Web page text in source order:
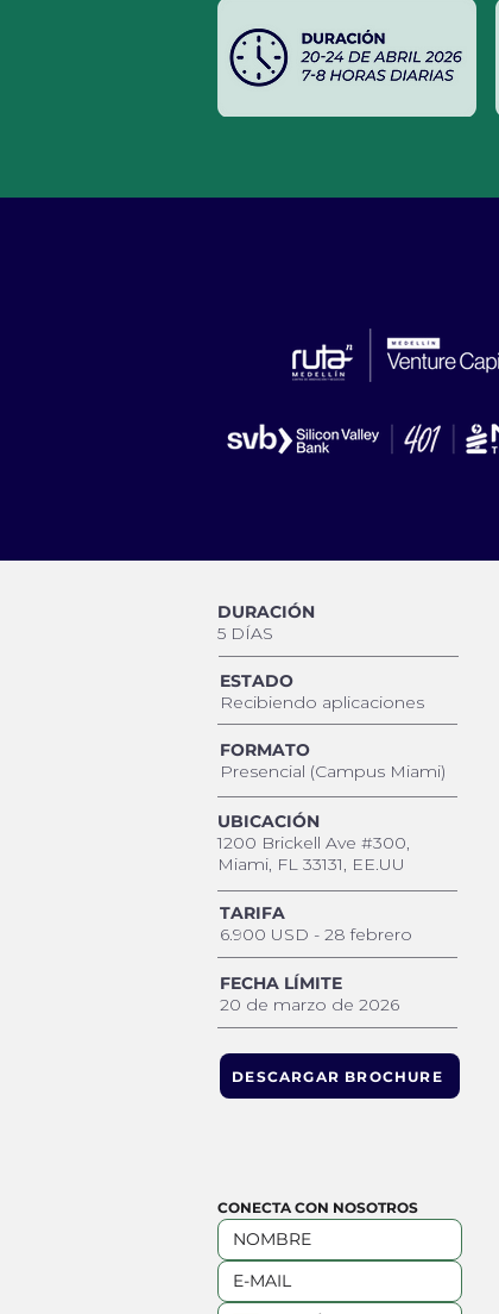
DURACIÓN
5 DÍAS
ESTADO
Recibiendo aplicaciones
FORMATO
Presencial (Campus Miami)
UBICACIÓN
1200 Brickell Ave #300,
Miami, FL 33131, EE.UU
TARIFA
6.900 USD - 28 febrero
FECHA LÍMITE
20 de marzo de 2026
DESCARGAR BROCHURE
CONECTA CON NOSOTROS